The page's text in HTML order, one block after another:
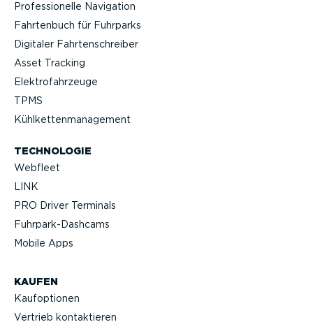
Profes­sio­nelle Navigation
Fahrtenbuch für Fuhrparks
Digitaler Fahrten­schreiber
Asset Tracking
Elektro­fahr­zeuge
TPMS
Kühlket­ten­ma­nagement
TECHNOLOGIE
Webfleet
LINK
PRO Driver Terminals
Fuhrpar­k-Da­shcams
Mobile Apps
KAUFEN
Kaufop­tionen
Vertrieb kontak­tieren